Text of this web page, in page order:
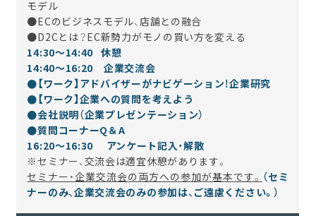
モデル
●ECのビジネスモデル、店舗との融合
●D2Cとは？EC新勢力がモノの買い方を変える
14:30～14:40 休憩
14:40～16:20 企業交流会
●【ワーク】アドバイザーがナビゲーション！企業研究
●【ワーク】企業への質問を考えよう
●会社説明（企業プレゼンテーション）
●質問コーナーQ＆A
16:20～16:30 アンケート記入・解散
※セミナー、交流会は適宜休憩があります。
セミナー・企業交流会の両方への参加が基本です。 （セミ
ナーのみ、企業交流会のみの参加は、ご遠慮ください。）